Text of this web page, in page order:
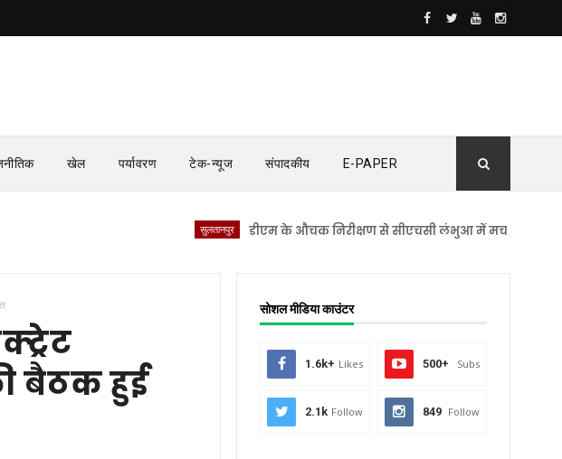
खेल पर्यावरण टेक-न्यूज संपादकीय E-PAPER
डीएम के औचक निरीक्षण से सीएचसी लंभुआ में मचा हड़कंप
बैठक हुई
सोशल मीडिया काउंटर
1.6k+ Likes 500+ Subs
2.1k Follow 849 Follow